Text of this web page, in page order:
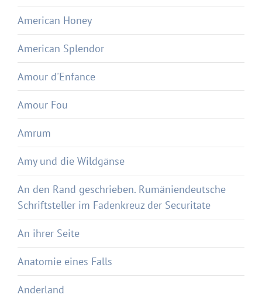
American Honey
American Splendor
Amour d'Enfance
Amour Fou
Amrum
Amy und die Wildgänse
An den Rand geschrieben. Rumäniendeutsche
Schriftsteller im Fadenkreuz der Securitate
An ihrer Seite
Anatomie eines Falls
Anderland